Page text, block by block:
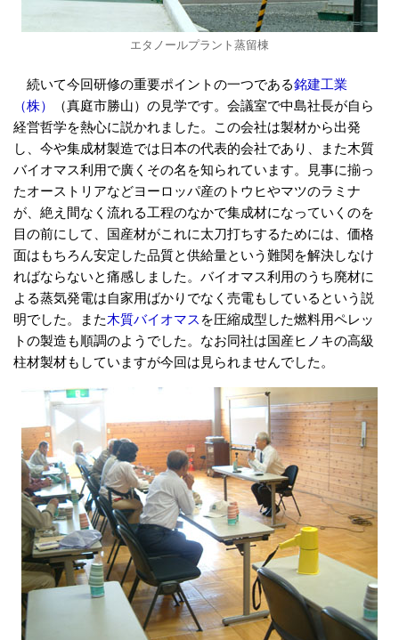
エタノールプラント蒸留棟
続いて今回研修の重要ポイントの一つである銘建工業
（株）
（真庭市勝山）の見学です。会議室で中島社長が自ら
経営哲学を熱心に説かれました。この会社は製材から出発
し、今や集成材製造では日本の代表的会社であり、また木質
バイオマス利用で廣くその名を知られています。見事に揃っ
たオーストリアなどヨーロッパ産のトウヒやマツのラミナ
が、絶え間なく流れる工程のなかで集成材になっていくのを
目の前にして、国産材がこれに太刀打ちするためには、価格
面はもちろん安定した品質と供給量という難関を解決しなけ
ればならないと痛感しました。バイオマス利用のうち廃材に
よる蒸気発電は自家用ばかりでなく売電もしているという説
明でした。また木質バイオマス を圧縮成型した燃料用ペレッ
トの製造も順調のようでした。なお同社は国産ヒノキの高級
柱材製材もしていますが今回は見られませんでした。